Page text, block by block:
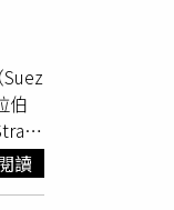
伯
北
讀